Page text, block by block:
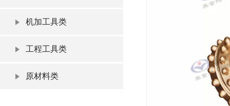
机加工具类
工程工具类
原材料类